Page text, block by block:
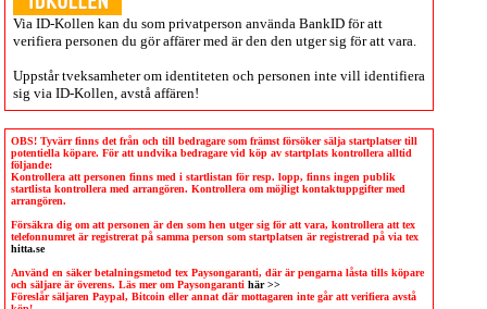
Via ID-Kollen kan du som privatperson använda BankID för att
verifiera personen du gör affärer med är den den utger sig för att vara.
Uppstår tveksamheter om identiteten och personen inte vill identifiera
sig via ID-Kollen , avstå affären!
OBS! Tyvärr finns det från och till bedragare som främst försöker sälja startplatser till
potentiella köpare. För att undvika bedragare vid köp av startplats kontrollera alltid
följande:
Kontrollera att personen finns med i startlistan för resp. lopp, finns ingen publik
startlista kontrollera med arrangören. Kontrollera om möjligt kontaktuppgifter med
arrangören.
Försäkra dig om att personen är den som hen utger sig för att vara, kontrollera att tex
telefonnumret är registrerat på samma person som startplatsen är registrerad på via tex
hitta.se
Använd en säker betalningsmetod tex Paysongaranti, där är pengarna låsta tills köpare
och säljare är överens. Läs mer om Paysongaranti här >>
Föreslår säljaren Paypal, Bitcoin eller annat där mottagaren inte går att verifiera avstå